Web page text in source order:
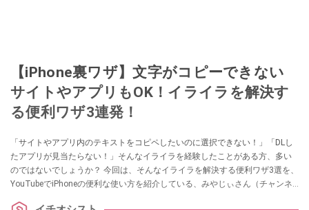
【iPhone裏ワザ】文字がコピーできない
サイトやアプリもOK！イライラを解決す
る便利ワザ3連発！
「サイトやアプリ内のテキストをコピペしたいのに選択できない！」「DLし
たアプリが見当たらない！」そんなイライラを経験したことがある方、多い
のではないでしょうか？ 今回は、そんなイライラを解決する便利ワザ3選を、
YouTubeでiPhoneの便利な使い方を紹介している、みやじぃさん（チャンネ